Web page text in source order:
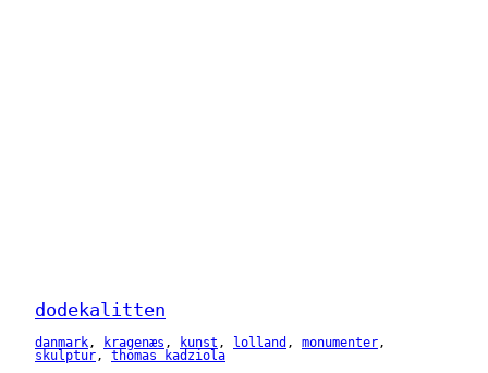
dodekalitten
danmark, kragenæs , kunst , lolland , monumenter
skulptur, thomas kadziola